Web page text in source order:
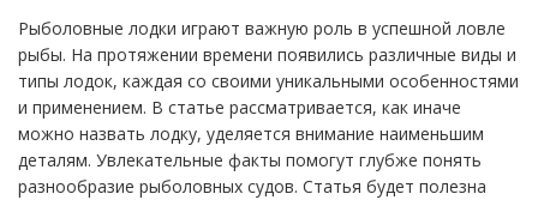
Рыболовные лодки играют важную роль в успешной ловле
рыбы. На протяжении времени появились различные виды и
типы лодок, каждая со своими уникальными особенностями
и применением. В статье рассматривается, как иначе
можно назвать лодку, уделяется внимание наименьшим
деталям. Увлекательные факты помогут глубже понять
разнообразие рыболовных судов. Статья будет полезна